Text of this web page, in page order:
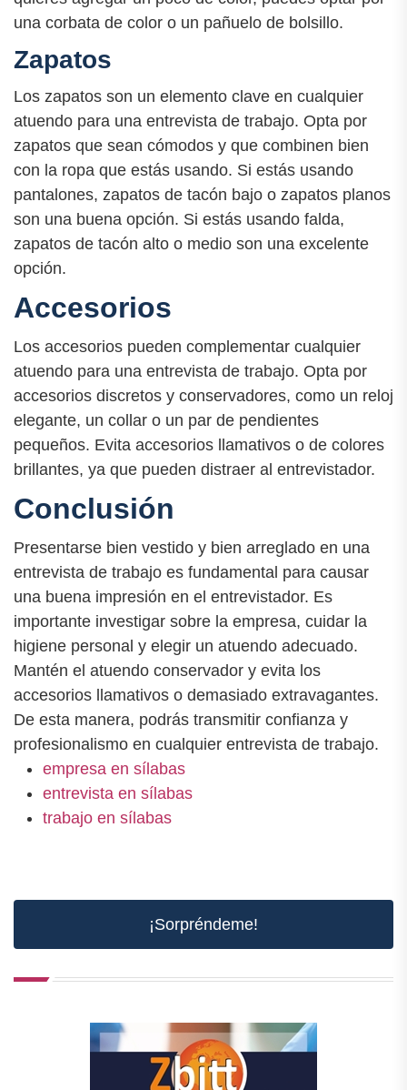
una corbata de color o un pañuelo de bolsillo.
Zapatos
Los zapatos son un elemento clave en cualquier
atuendo para una entrevista de trabajo. Opta por
zapatos que sean cómodos y que combinen bien
con la ropa que estás usando. Si estás usando
pantalones, zapatos de tacón bajo o zapatos planos
son una buena opción. Si estás usando falda,
zapatos de tacón alto o medio son una excelente
opción.
Accesorios
Los accesorios pueden complementar cualquier
atuendo para una entrevista de trabajo. Opta por
accesorios discretos y conservadores, como un reloj
elegante, un collar o un par de pendientes
pequeños. Evita accesorios llamativos o de colores
brillantes, ya que pueden distraer al entrevistador.
Conclusión
Presentarse bien vestido y bien arreglado en una
entrevista de trabajo es fundamental para causar
una buena impresión en el entrevistador. Es
importante investigar sobre la empresa, cuidar la
higiene personal y elegir un atuendo adecuado.
Mantén el atuendo conservador y evita los
accesorios llamativos o demasiado extravagantes.
De esta manera, podrás transmitir confianza y
profesionalismo en cualquier entrevista de trabajo.
empresa en sílabas
entrevista en sílabas
trabajo en sílabas
¡Sorpréndeme!